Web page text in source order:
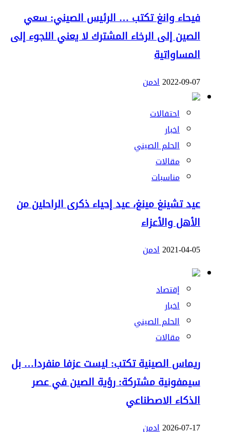
فيحاء وانغ تكتب … الرئيس الصيني: سعي
الصين إلى الرخاء المشترك لا يعني اللجوء إلى
المساواتية
2022-09-07ادمن
احتفالات
اخبار
الحلم الصيني
مقالات
مناسبات
عيد تشينغ مينغ، عيد إحياء ذكرى الراحلين من
الأهل والأعزاء
2021-04-05ادمن
إقتصاد
اخبار
الحلم الصيني
مقالات
ريماس الصينية تكتب: ليست عزفا منفردا… بل
سيمفونية مشتركة: رؤية الصين في عصر
الذكاء الاصطناعي
2026-07-17ادمن